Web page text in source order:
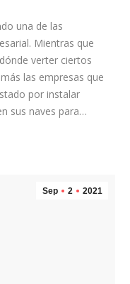
una de las
Mientras que
verter ciertos
las empresas que
por instalar
sus naves para…
Sep 2 2021